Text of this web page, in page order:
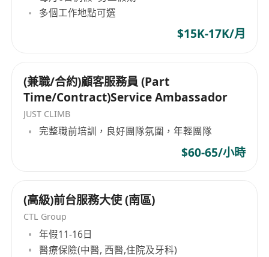
and end-to-end support to land your ideal role.
Join Us to Transform Your Career Journey
Whether you’re an employer seeking talent
become your ultimate career ally.
多個工作地點可選
$15K-17K/月
(兼職/合約)顧客服務員 (Part
Time/Contract)Service Ambassador
JUST CLIMB
完整職前培訓，良好團隊氛圍，年輕團隊
$60-65/小時
(高級)前台服務大使 (南區)
CTL Group
年假11-16日
醫療保險(中醫, 西醫,住院及牙科)